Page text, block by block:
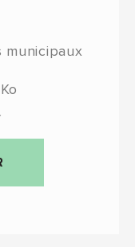
municipaux